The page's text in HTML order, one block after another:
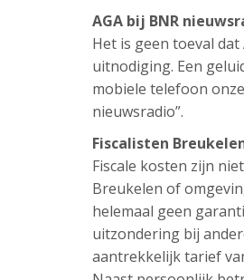
AGA bij BNR
Het is geen toeval
uitnodiging. Een
mobiele telefoon
nieuwsradio”.
Fiscalisten
Fiscale kosten zijn
Breukelen of
helemaal geen
uitzondering bij
aantrekkelijk tarief